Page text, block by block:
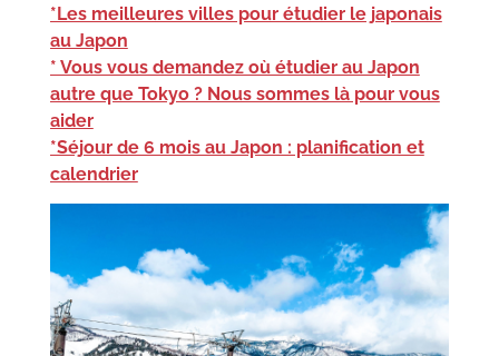
*Les meilleures villes pour étudier le japonais
au Japon
* Vous vous demandez où étudier au Japon
autre que Tokyo ? Nous sommes là pour vous
aider
*Séjour de 6 mois au Japon : planification et
calendrier